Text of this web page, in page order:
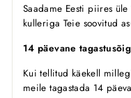
Saadame Eesti piires
kulleriga Teie soovitud
14 päevane
Kui tellitud käekell
meile tagastada 14